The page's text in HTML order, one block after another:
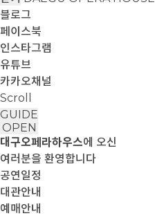
블로그
페이스북
인스타그램
유튜브
카카오채널
Scroll
GUIDE
OPEN
대구오페라하우스에 오신
여러분을 환영합니다
공연일정
대관안내
예매안내